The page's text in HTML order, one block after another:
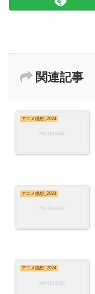
関連記事
アニメ感想_2024
アニメ感想_2024
アニメ感想_2024